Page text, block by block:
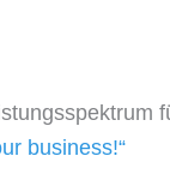
business!“